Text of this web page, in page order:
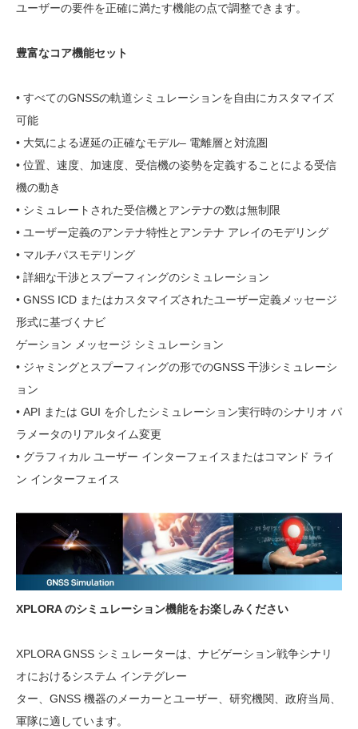
ユーザーの要件を正確に満たす機能の点で調整できます。
豊富なコア機能セット
• すべてのGNSSの軌道シミュレーションを自由にカスタマイズ
可能
• 大気による遅延の正確なモデル– 電離層と対流圏
• 位置、速度、加速度、受信機の姿勢を定義することによる受信
機の動き
• シミュレートされた受信機とアンテナの数は無制限
• ユーザー定義のアンテナ特性とアンテナ アレイのモデリング
• マルチパスモデリング
• 詳細な干渉とスプーフィングのシミュレーション
• GNSS ICD またはカスタマイズされたユーザー定義メッセージ
形式に基づくナビ
ゲーション メッセージ シミュレーション
• ジャミングとスプーフィングの形でのGNSS 干渉シミュレーシ
ョン
• API または GUI を介したシミュレーション実行時のシナリオ パ
ラメータのリアルタイム変更
• グラフィカル ユーザー インターフェイスまたはコマンド ライ
ン インターフェイス
XPLORA のシミュレーション機能をお楽しみください
XPLORA GNSS シミュレーターは、ナビゲーション戦争シナリ
オにおけるシステム インテグレー
ター、GNSS 機器のメーカーとユーザー、研究機関、政府当局、
軍隊に適しています。